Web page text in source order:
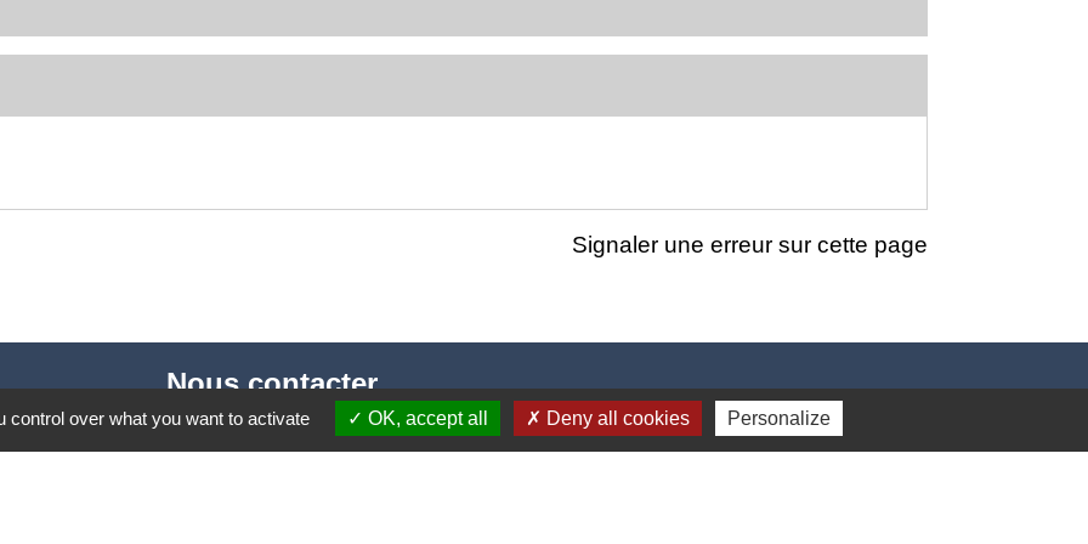
Signaler une erreur sur cette page
Nous contacter
Commune de Puylaurens
over what you want to activate OK, accept all Deny all cookies Personalize